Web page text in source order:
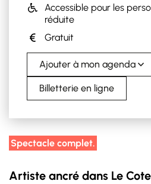
Accessible pour les
réduite
Gratuit
Ajouter à mon agenda
Billetterie en ligne
Spectacle complet.
Artiste ancré dans Le